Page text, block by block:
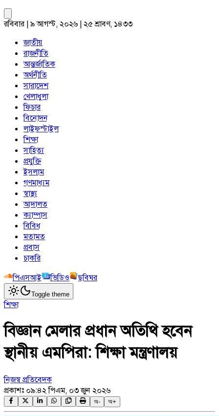
রবিবার | ৯ আগস্ট, ২০২৬ | ২৫ শ্রাবণ, ১৪৩৩
জাতীয়
রাজনীতি
আন্তর্জাতিক
অর্থনীতি
সারাদেশ
খেলাধুলা
ফিচার
বিনোদন
লাইফস্টাইল
শিক্ষা
সাহিত্য
প্রযুক্তি
ইসলাম
গণমাধ্যম
স্বাস্থ্য
আদালত
ক্যাম্পাস
বিবিধ
মতামত
প্রবাস
চাকরি
পিএসআই
ভিডিও ছবিঘর
Toggle theme
শিক্ষা
বিজ্ঞান মেলার প্রধান অতিথি হবেন
স্থানীয় এমপিরা: শিক্ষা মন্ত্রণালয়
নিজস্ব প্রতিবেদক
প্রকাশঃ ০৯:৪২ পিএম, ০৩ জুন ২০২৬
অ- অ+